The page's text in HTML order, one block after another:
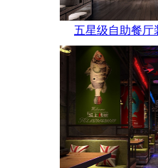
五星级自助餐厅